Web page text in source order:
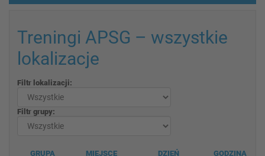
Treningi APSG – wszystkie
lokalizacje
Filtr lokalizacji:
Filtr grupy:
GRUPA MIEJSCE DZIEŃ GODZINA